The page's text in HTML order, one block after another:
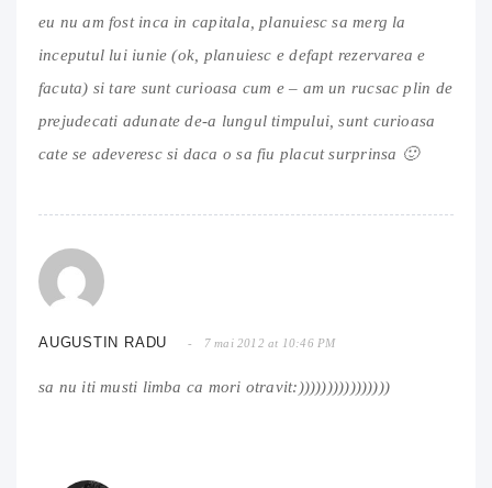
eu nu am fost inca in capitala, planuiesc sa merg la
inceputul lui iunie (ok, planuiesc e defapt rezervarea e
facuta) si tare sunt curioasa cum e – am un rucsac plin de
prejudecati adunate de-a lungul timpului, sunt curioasa
cate se adeveresc si daca o sa fiu placut surprinsa 🙂
AUGUSTIN RADU 7 mai 2012 at 10:46 PM
sa nu iti musti limba ca mori otravit:))))))))))))))))